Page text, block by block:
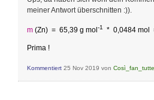
meiner Antwort überschnitten :)).
m (Zn) = 65,39 g mol -1 * 0,0484 mol
Prima !
Kommentiert 25 Nov 2019 von